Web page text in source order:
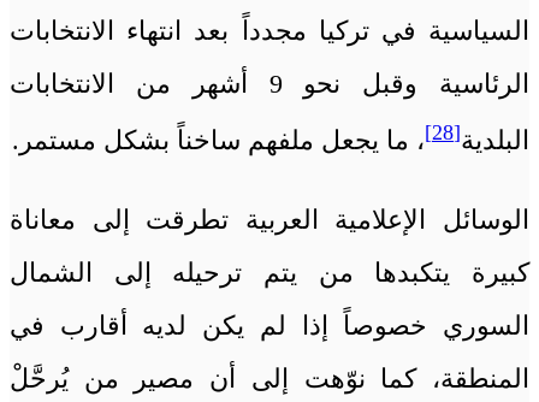
السياسية في تركيا مجدداً بعد انتهاء الانتخابات
الرئاسية وقبل نحو 9 أشهر من الانتخابات
البلدية[28] ، ما يجعل ملفهم ساخناً بشكل مستمر.
الوسائل الإعلامية العربية تطرقت إلى معاناة
كبيرة يتكبدها من يتم ترحيله إلى الشمال
السوري خصوصاً إذا لم يكن لديه أقارب في
المنطقة، كما نوّهت إلى أن مصير من يُرحَّلْ